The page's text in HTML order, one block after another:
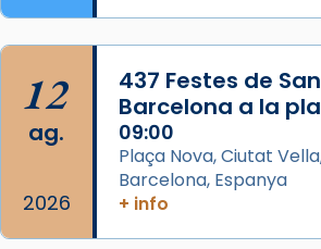
View on Facebook · Share
Arquebisbat de
2 weeks ago
Memòria de les santes Juliana i
Semproniana, verges i
Acompanyant la història de
partir de l’Edat Mitjana
12
ag.
2026
437 Festes de
Barcelona a la
09:00
Plaça Nova, Ciutat
Barcelona, Espanya
+ info